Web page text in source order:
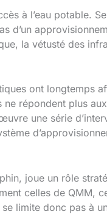
à l’eau potable.
d’un
la vétusté des
ont longtemps
répondent plus
une série
joue un rôle
celles de QMM,
limite donc pas à